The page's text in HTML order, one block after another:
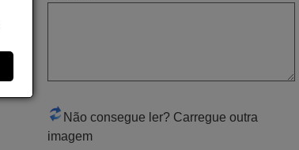
PORTUGAL
Não consegue ler? Carregue outra
imagem